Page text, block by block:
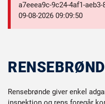
a7eeea9c-9c24-4af1-
09-08-2026 09:09:50
Rensebrønde giver enkel